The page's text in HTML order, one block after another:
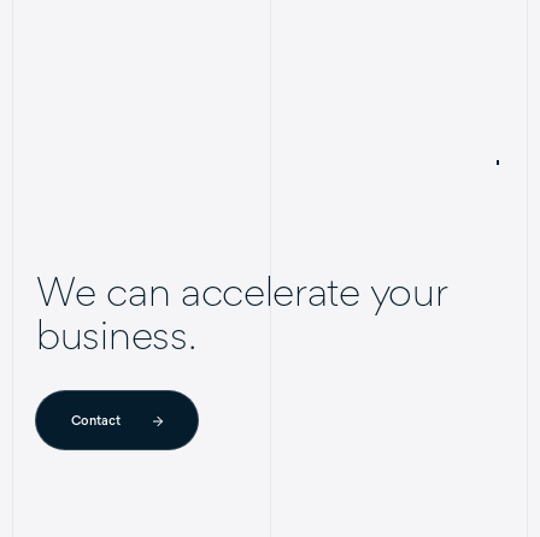
We can accelerate your
business.
Contact